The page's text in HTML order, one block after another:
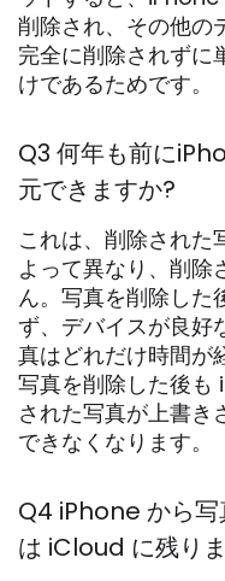
削除され、その他の
完全に削除されずに
けであるためです。
Q3 何年も前に
元できますか?
これは、削除された
よって異なり、削除
ん。写真を削除した
ず、デバイスが良好
真はどれだけ時間が
写真を削除した後も
された写真が上書き
できなくなります。
Q4 iPhone から
は iCloud に残り